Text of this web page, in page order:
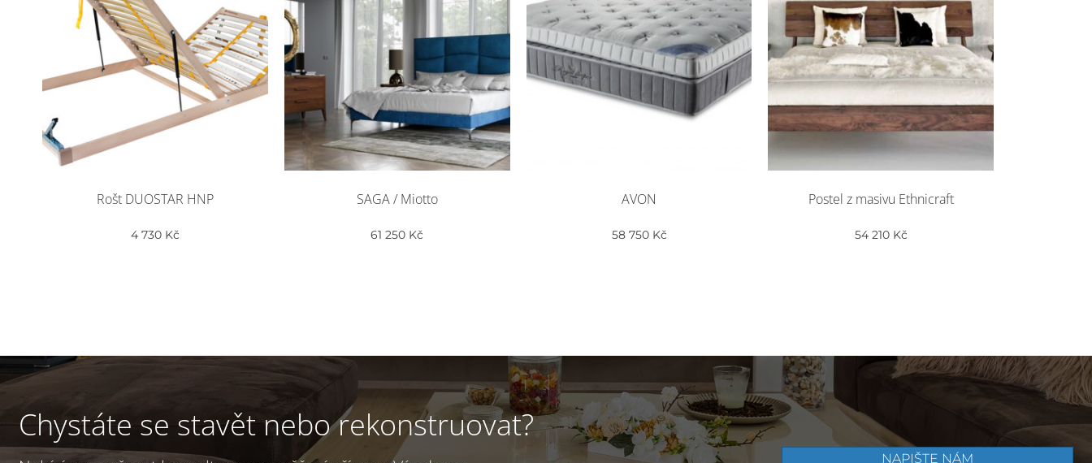
Rošt DUOSTAR HNP
4 730 Kč
SAGA / Miotto
61 250 Kč
AVON
58 750 Kč
Postel z masivu Ethnicraft
54 210 Kč
Chystáte se stavět nebo rekonstruovat?
NAPIŠTE NÁM